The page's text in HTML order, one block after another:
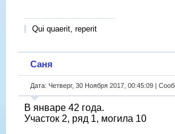
Qui quaerit, reperit
Саня
Дата: Четверг, 30 Ноября 2017, 00:45:09 |
В январе 42 года.
Участок 2, ряд 1, могила 10